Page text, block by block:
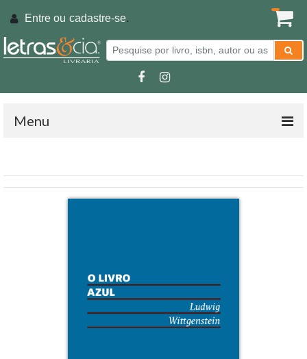
Entre ou cadastre-se.
Menu